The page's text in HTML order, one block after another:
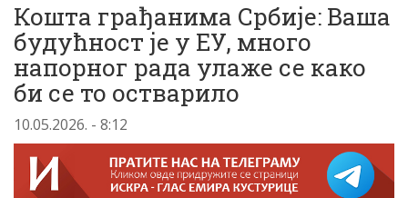
Кошта грађанима Србије: Ваша
будућност је у ЕУ, много
напорног рада улаже се како
би се то остварило
10.05.2026. - 8:12